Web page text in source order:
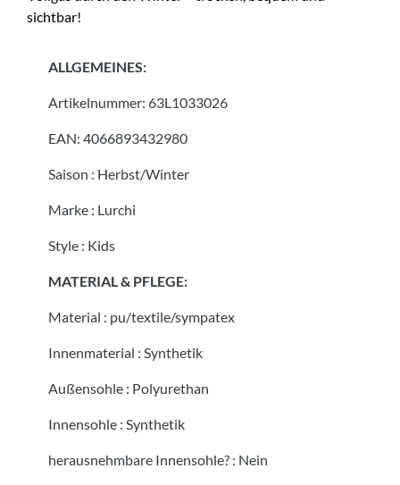
sichtbar!
ALLGEMEINES:
Artikelnummer: 63L1033026
EAN: 4066893432980
Saison : Herbst/Winter
Marke : Lurchi
Style : Kids
MATERIAL & PFLEGE:
Material : pu/textile/sympatex
Innenmaterial : Synthetik
Außensohle : Polyurethan
Innensohle : Synthetik
herausnehmbare Innensohle? : Nein